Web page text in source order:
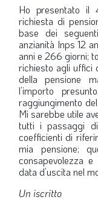
Ho presentato il
richiesta di
base dei
anzianità Inps 12
anni e 266 giorni;
richiesto agli uffici
della pensione
l’importo
raggiungimento
Mi sarebbe utile
tutti i passaggi
coefficienti di
mia pensione;
consapevolezza
data d’uscita nel
Un iscritto